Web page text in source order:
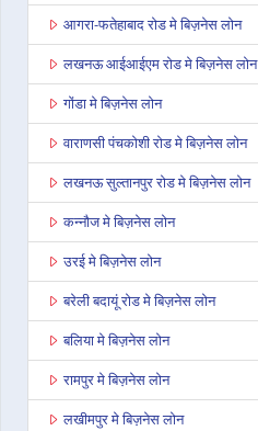
आगरा-फतेहाबाद रोड मे बिज़नेस लोन
लखनऊ आईआईएम रोड मे बिज़नेस लोन
गोंडा मे बिज़नेस लोन
वाराणसी पंचकोशी रोड मे बिज़नेस लोन
लखनऊ सुल्तानपुर रोड मे बिज़नेस लोन
कन्नौज मे बिज़नेस लोन
उरई मे बिज़नेस लोन
बरेली बदायूं रोड मे बिज़नेस लोन
बलिया मे बिज़नेस लोन
रामपुर मे बिज़नेस लोन
लखीमपुर मे बिज़नेस लोन